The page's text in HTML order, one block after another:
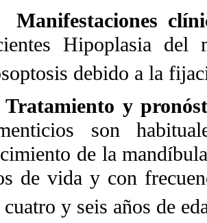
Manifestaciones
Hipoplasia del
debido a la
Tratamiento y
son
de la
de vida y con
y seis años de